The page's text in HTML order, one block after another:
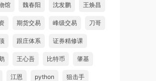
馆 魏春阳 沈发鹏 王焕昌
期货交易 峰级交易 刀哥
跟庄体系 证券精修课
王心吾 比特币 肇基
江恩 python 狙击手